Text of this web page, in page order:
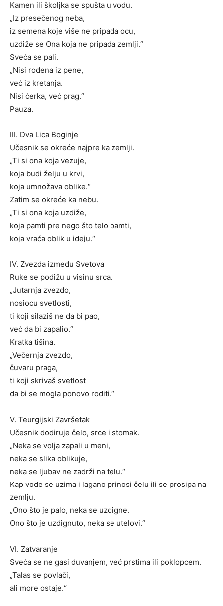
Kamen ili školjka se spušta u vodu.
„Iz presečenog neba,
iz semena koje više ne pripada ocu,
uzdiže se Ona koja ne pripada zemlji.“
Sveća se pali.
„Nisi rođena iz pene,
već iz kretanja.
Nisi ćerka, već prag.“
Pauza.
III. Dva Lica Boginje
Učesnik se okreće najpre ka zemlji.
„Ti si ona koja vezuje,
koja budi želju u krvi,
koja umnožava oblike.“
Zatim se okreće ka nebu.
„Ti si ona koja uzdiže,
koja pamti pre nego što telo pamti,
koja vraća oblik u ideju.“
IV. Zvezda između Svetova
Ruke se podižu u visinu srca.
„Jutarnja zvezdo,
nosiocu svetlosti,
ti koji silaziš ne da bi pao,
već da bi zapalio.“
Kratka tišina.
„Večernja zvezdo,
čuvaru praga,
ti koji skrivaš svetlost
da bi se mogla ponovo roditi.“
V. Teurgijski Završetak
Učesnik dodiruje čelo, srce i stomak.
„Neka se volja zapali u meni,
neka se slika oblikuje,
neka se ljubav ne zadrži na telu.“
Kap vode se uzima i lagano prinosi čelu ili se prosipa na
zemlju.
„Ono što je palo, neka se uzdigne.
Ono što je uzdignuto, neka se utelovi.“
VI. Zatvaranje
Sveća se ne gasi duvanjem, već prstima ili poklopcem.
„Talas se povlači,
ali more ostaje.“